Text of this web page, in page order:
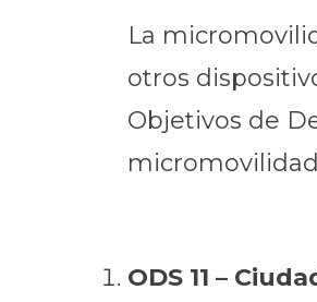
La
otros
Objetivos de
ODS 11 –